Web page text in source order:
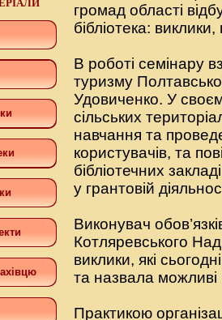
громад області
бібліотека:
В роботі семінару
туризму
Удовиченко. У
сільських
навчання та
користувачів, та
бібліотечних
у грантовій
Виконувач
Котляревського
виклики, які
та назвала
Практикою